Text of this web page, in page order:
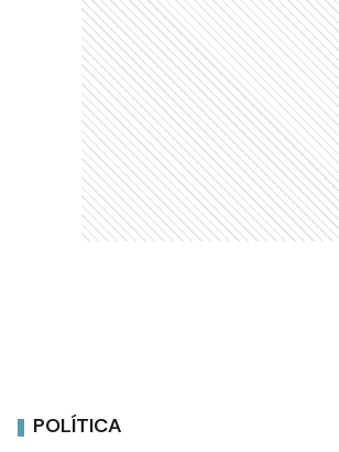
POLÍTICA